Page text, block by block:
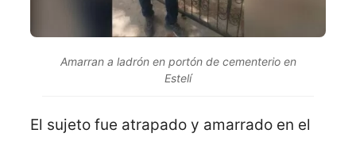
Amarran a ladrón en portón de cementerio en
Estelí
El sujeto fue atrapado y amarrado en el